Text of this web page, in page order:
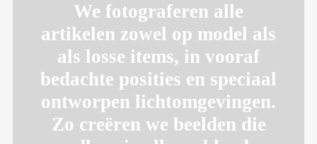
We fotograferen alle
artikelen zowel op model als
als losse items, in vooraf
bedachte posities en speciaal
ontworpen lichtomgevingen.
Zo creëren we beelden die